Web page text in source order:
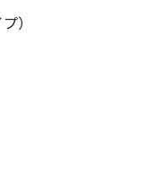
）